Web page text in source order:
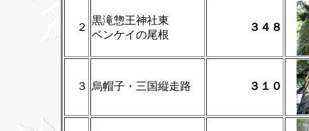
２
黒滝惣王神社東
ベンケイの尾根
３４８
３ 烏帽子・三国縦走路 ３１０